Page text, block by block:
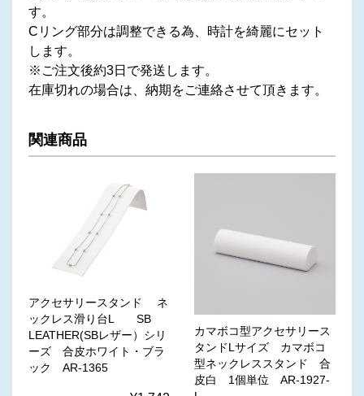
す。
Cリング部分は調整できる為、時計を綺麗にセット
します。
※ご注文後約3日で発送します。
在庫切れの場合は、納期をご連絡させて頂きます。
関連商品
アクセサリースタンド ネ
ックレス滑り台L SB
LEATHER(SBレザー）シリ
ーズ 合皮ホワイト・ブラ
ック AR-1365
カマボコ型アクセサリース
タンドLサイズ カマボコ
型ネックレススタンド 合
皮白 1個単位 AR-1927-